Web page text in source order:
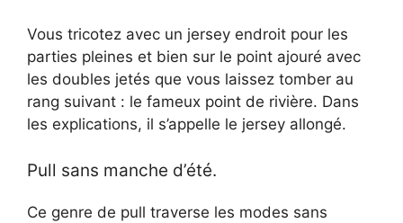
y
V
d
Vous tricotez avec un jersey endroit pour les
parties pleines et bien sur le point ajouré avec
les doubles jetés que vous laissez tomber au
rang suivant : le fameux point de rivière. Dans
les explications, il s’appelle le jersey allongé.
Pull sans manche d’été.
Ce genre de pull traverse les modes sans